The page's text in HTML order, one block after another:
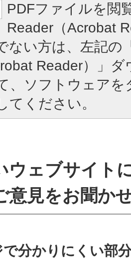
PDFファイルを閲
Reader（Acrobat
ない方は、左記の
Reader）」
、ソフトウェア
てください。
ウェブサイト
意見をお聞か
で分かりにくい部